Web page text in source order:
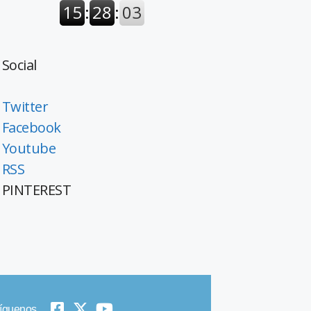
Social
Twitter
Facebook
Youtube
RSS
PINTEREST